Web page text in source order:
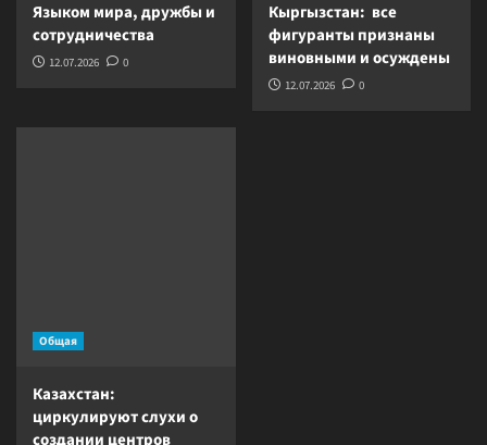
Языком мира, дружбы и
сотрудничества
12.07.2026 0
Кыргызстан: все
фигуранты признаны
виновными и осуждены
12.07.2026 0
Общая
Казахстан:
циркулируют слухи о